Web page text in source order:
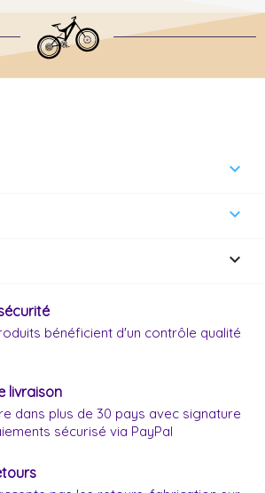


keyboard_arrow_down
bénéficient d'un contrôle qualité
livraison
dans plus de 30 pays avec signature
sécurisé via PayPal